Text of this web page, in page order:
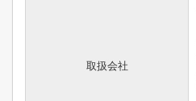
取扱会社